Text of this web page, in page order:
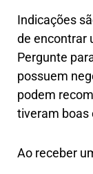
Indicações
de encontrar
Pergunte
possuem
podem
tiveram boas
Ao receber